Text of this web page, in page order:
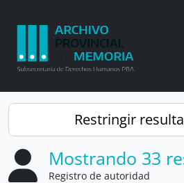
Restringir
Mostrando 33
Registro de autoridad